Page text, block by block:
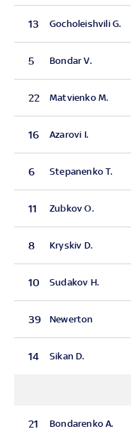
13 Gocholeishvili G.
5 Bondar V.
22 Matvienko M.
16 Azarovi I.
6 Stepanenko T.
11 Zubkov O.
8 Kryskiv D.
10 Sudakov H.
39 Newerton
14 Sikan D.
21 Bondarenko A.